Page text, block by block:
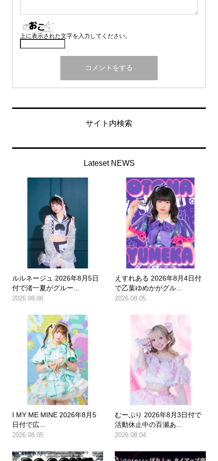
上に表示された文字を入力してください。
サイト内検索
Lateset NEWS
ルルネージュ 2026年8月5日
付で渚一夏がグルー...
2026.08.06
えすれある 2026年8月4日付
で乙葉ゆめかがグル...
2026.08.05
I MY ME MINE 2026年8月5
日付で広...
2026.08.05
むーぷり 2026年8月3日付で
活動休止中の百瀬あ...
2026.08.04